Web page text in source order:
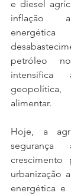
e diesel
inflação
petróleo
intensifica
alimentar.
Hoje, a
crescimento
urbanização
energética e